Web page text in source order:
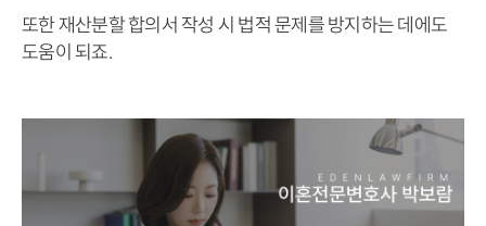
또한 재산분할 합의서 작성 시 법적 문제를 방지하는 데에도
도움이 되죠.